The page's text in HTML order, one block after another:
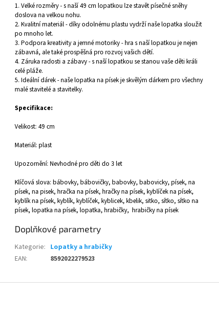
1. Velké rozměry - s naší 49 cm lopatkou lze stavět písečné sněhy
doslova na velkou nohu.
2. Kvalitní materiál - díky odolnému plastu vydrží naše lopatka sloužit
po mnoho let.
3. Podpora kreativity a jemné motoriky - hra s naší lopatkou je nejen
zábavná, ale také prospěšná pro rozvoj vašich dětí.
4. Záruka radosti a zábavy - s naší lopatkou se stanou vaše děti králi
celé pláže.
5. Ideální dárek - naše lopatka na písek je skvělým dárkem pro všechny
malé stavitelé a stavitelky.
Specifikace:
Velikost: 49 cm
Materiál: plast
Upozornění: Nevhodné pro děti do 3 let
Klíčová slova: bábovky, bábovičky, babovky, babovicky, písek, na
písek, na pisek, hračka na písek, hračky na písek, kyblíček na písek,
kyblík na písek, kyblík, kyblíček, kyblicek, kbelik, sitko, sítko, sítko na
písek, lopatka na písek, lopatka, hrabičky, hrabičky na písek
Doplňkové parametry
Kategorie: Lopatky a hrabičky
EAN: 8592022279523